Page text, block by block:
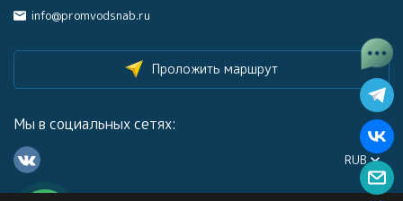
info@promvodsnab.ru
Проложить маршрут
Мы в социальных сетях:
RUB